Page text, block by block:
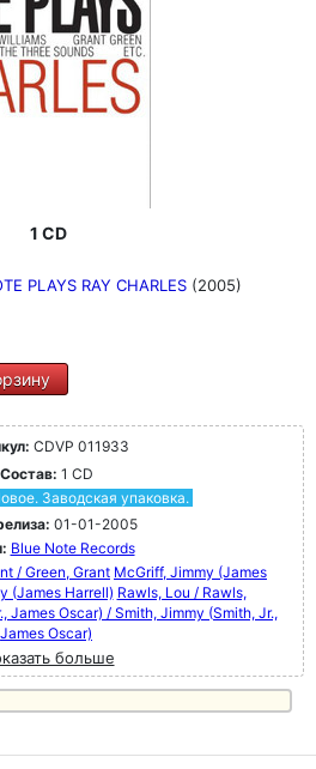
1 CD
PLAYS RAY CHARLES (2005)
CDVP 011933
Состав: 1 CD
Заводская упаковка.
01-01-2005
Blue Note Records
/ Green, Grant McGriff, Jimmy (James
(James Harrell) Rawls, Lou / Rawls,
James Oscar) / Smith, Jimmy (Smith, Jr.,
James Oscar)
больше